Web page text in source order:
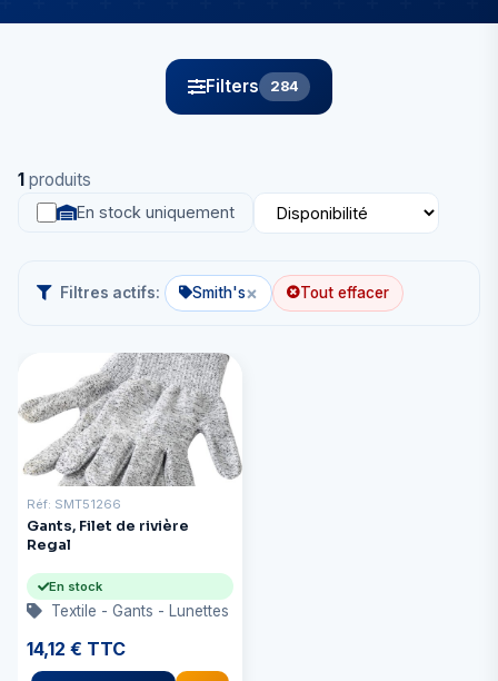
Filters 284
1 produits
En stock uniquement
Filtres actifs: Smith's× Tout effacer
Réf: SMT51266
Gants, Filet de rivière
Regal
En stock
Textile - Gants - Lunettes
14,12 € TTC